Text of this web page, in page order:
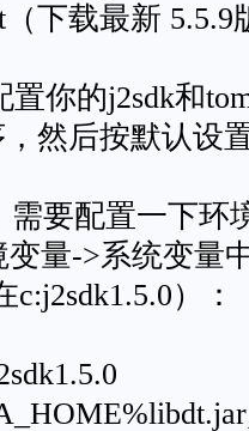
下载最新 5.5.9
你的j2sdk和
然后按默认设
需要配置一下环
变量->系统变量
）：